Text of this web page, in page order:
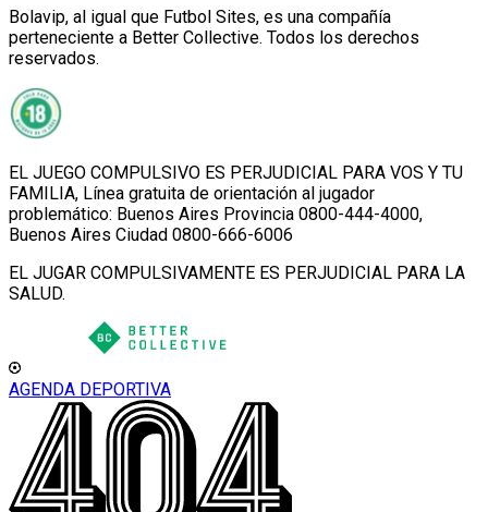
Bolavip, al igual que Futbol Sites, es una compañía
perteneciente a Better Collective. Todos los derechos
reservados.
EL JUEGO COMPULSIVO ES PERJUDICIAL PARA VOS Y TU
FAMILIA, Línea gratuita de orientación al jugador
problemático: Buenos Aires Provincia 0800-444-4000,
Buenos Aires Ciudad 0800-666-6006
EL JUGAR COMPULSIVAMENTE ES PERJUDICIAL PARA LA
SALUD.
AGENDA DEPORTIVA